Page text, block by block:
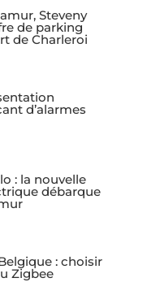
Steveny
de parking
de Charleroi
d’alarmes
: la nouvelle
débarque
: choisir
Zigbee